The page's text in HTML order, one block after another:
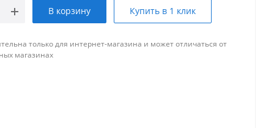
В корзину Купить в 1 клик
только для интернет-магазина и может отличаться от
магазинах